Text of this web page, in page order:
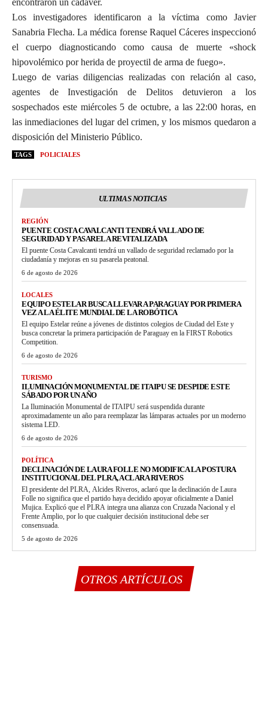
Los investigadores identificaron a la víctima como Javier
Sanabria Flecha. La médica forense Raquel Cáceres inspeccionó
el cuerpo diagnosticando como causa de muerte «shock
hipovolémico por herida de proyectil de arma de fuego».
Luego de varias diligencias realizadas con relación al caso,
agentes de Investigación de Delitos detuvieron a los
sospechados este miércoles 5 de octubre, a las 22:00 horas, en
las inmediaciones del lugar del crimen, y los mismos quedaron a
disposición del Ministerio Público.
TAGS POLICIALES
ULTIMAS NOTICIAS
REGIÓN
PUENTE COSTA CAVALCANTI TENDRÁ VALLADO DE
SEGURIDAD Y PASARELA REVITALIZADA
El puente Costa Cavalcanti tendrá un vallado de seguridad reclamado por la
ciudadanía y mejoras en su pasarela peatonal.
6 de agosto de 2026
LOCALES
EQUIPO ESTELAR BUSCA LLEVAR A PARAGUAY POR PRIMERA
VEZ A LA ÉLITE MUNDIAL DE LA ROBÓTICA
El equipo Estelar reúne a jóvenes de distintos colegios de Ciudad del Este y
busca concretar la primera participación de Paraguay en la FIRST Robotics
Competition.
6 de agosto de 2026
TURISMO
ILUMINACIÓN MONUMENTAL DE ITAIPU SE DESPIDE ESTE
SÁBADO POR UN AÑO
La Iluminación Monumental de ITAIPU será suspendida durante
aproximadamente un año para reemplazar las lámparas actuales por un moderno
sistema LED.
6 de agosto de 2026
POLÍTICA
DECLINACIÓN DE LAURA FOLLE NO MODIFICA LA POSTURA
INSTITUCIONAL DEL PLRA, ACLARA RIVEROS
El presidente del PLRA, Alcides Riveros, aclaró que la declinación de Laura
Folle no significa que el partido haya decidido apoyar oficialmente a Daniel
Mujica. Explicó que el PLRA integra una alianza con Cruzada Nacional y el
Frente Amplio, por lo que cualquier decisión institucional debe ser
consensuada.
5 de agosto de 2026
OTROS ARTÍCULOS